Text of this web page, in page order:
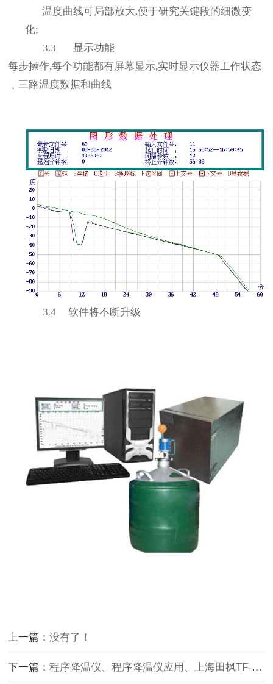
温度曲线可局部放大,便于研究关键段的细微变
化;
3.3
显示功能
每步操作,每个功能都有屏幕显示,实时显示仪器工作状态
﹑三路温度数据和曲线
3.4 软件将不断升级
上一篇：没有了！
下一篇：程序降温仪、程序降温仪应用、上海田枫TF-PA程序降温仪系列